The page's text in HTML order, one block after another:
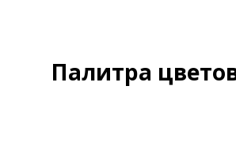
Палитра